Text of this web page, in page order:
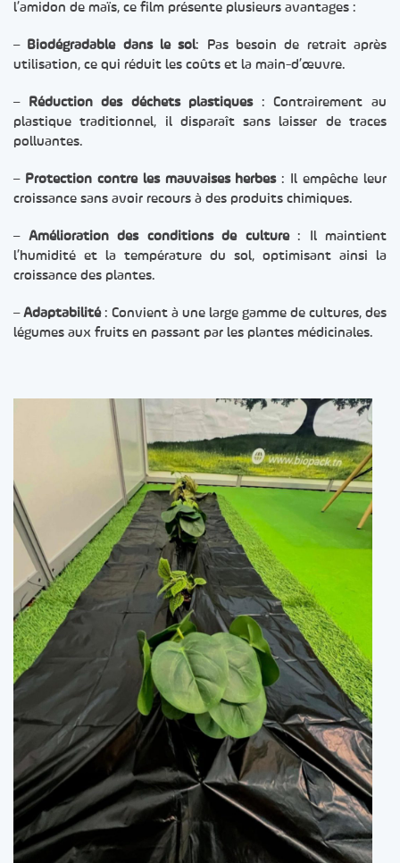
l’amidon de maïs, ce film présente plusieurs avantages :
– Biodégradable dans le sol: Pas besoin de retrait après
utilisation, ce qui réduit les coûts et la main-d’œuvre.
– Réduction des déchets plastiques: Contrairement au
plastique traditionnel, il disparaît sans laisser de traces
polluantes.
– Protection contre les mauvaises herbes: Il empêche leur
croissance sans avoir recours à des produits chimiques.
– Amélioration des conditions de culture: Il maintient
l’humidité et la température du sol, optimisant ainsi la
croissance des plantes.
–Adaptabilité: Convient à une large gamme de cultures, des
légumes aux fruits en passant par les plantes médicinales.